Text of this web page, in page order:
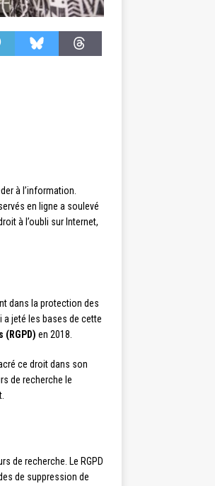
à l’information.
en ligne a soulevé
à l’oubli sur Internet,
dans la protection des
a jeté les bases de cette
en 2018.
ce droit dans son
de recherche le
de recherche. Le RGPD
de suppression de